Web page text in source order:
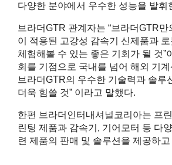
다양한 분야에서 우수한 성능을 발휘
브라더GTR 관계자는 “브라더GTR만
이 적용된 고강성 감속기 신제품과
체험해볼 수 있는 좋은 기회가 될 것”
회를 기점으로 국내를 넘어 해외 기
브라더GTR의 우수한 기술력과 솔루
더욱 힘쓸 것” 이라고 말했다.
한편 브라더인터내셔널코리아는 프
린팅 제품과 감속기, 기어모터 등 다
련 제품의 판매 및 솔루션을 제공하고